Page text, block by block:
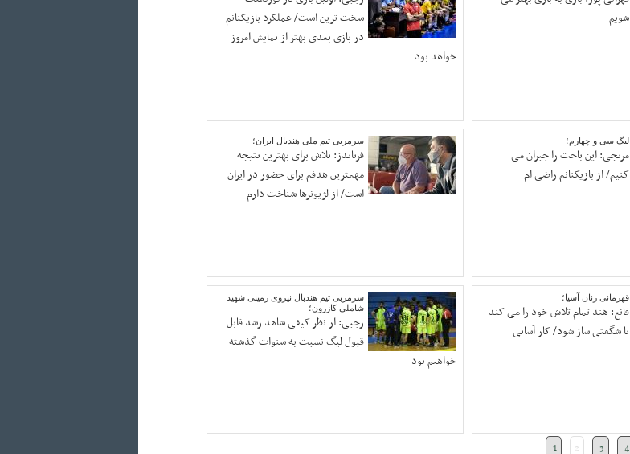
شویم
سخت ترین است/ عملکرد بازیکنانم
در بازی بعدی بهتر از نمایش امروز
خواهد بود
لیگ سی و چهارم؛
مرتجی: این باخت را جبران می
کنیم/ از بازیکنانم راضی ام
سرمربی تیم ملی هندبال ایران؛
فرناندز: تلاش برای بهترین نتیجه
مهمترین هدفم برای حضور در ایران
است/ از لژیونرها شناخت دارم
قهرمانی زنان آسیا؛
قانع: هند تمام تلاش خود را می کند
تا شگفتی ساز شود/ کار آسانی
سرمربی تیم هندبال نیروی زمینی شهید
شاملی کازرون؛
رجبی: از نظر کیفی شاهد رشد قابل
قبول لیگ نسبت به سنوات گذشته
خواهیم بود
1 2 3 4